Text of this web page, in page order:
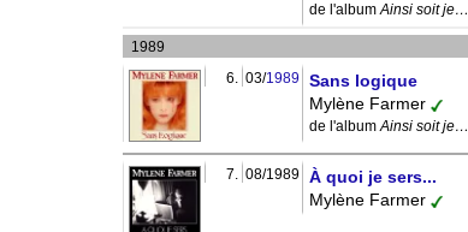
de l'albumAinsi soit je…
1989
6. 03/1989
Sans logique
Mylène Farmer
de l'albumAinsi soit je…
7. 08/1989 À quoi je sers...
Mylène Farmer